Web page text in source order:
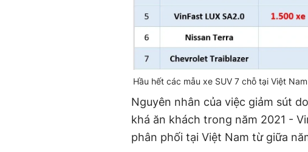
Hầu hết các mẫu xe SUV 7 chỗ tại Việt
Nguyên nhân của việc giảm sút
khá ăn khách trong năm 2021 -
phân phối tại Việt Nam từ giữa